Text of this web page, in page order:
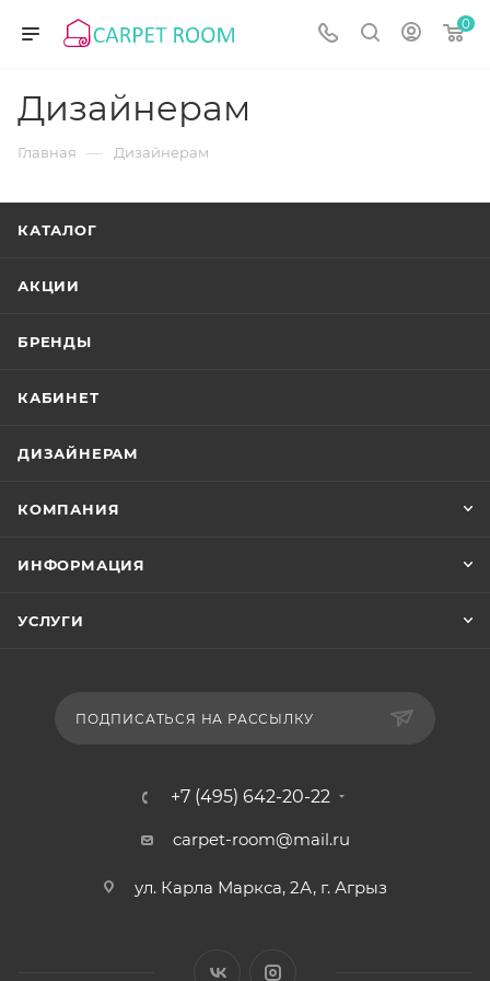
0
Дизайнерам
Главная — Дизайнерам
КАТАЛОГ
АКЦИИ
БРЕНДЫ
КАБИНЕТ
ДИЗАЙНЕРАМ
КОМПАНИЯ
ИНФОРМАЦИЯ
УСЛУГИ
ПОДПИСАТЬСЯ НА РАССЫЛКУ
+7 (495) 642-20-22
carpet-room@mail.ru
ул. Карла Маркса, 2А, г. Агрыз